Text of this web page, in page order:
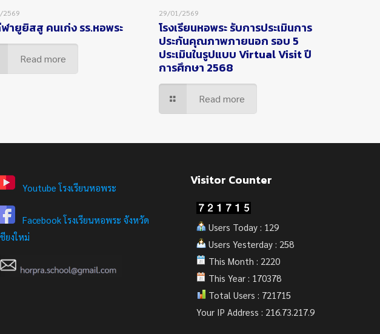
2569
ายูยิสสู คนเก่ง รร.หอพระ
Read more
29/01/2569
โรงเรียนหอพระ รับการประเมินการ
ประกันคุณภาพภายนอก รอบ 5
ประเมินในรูปแบบ Virtual Visit ปี
การศึกษา 2568
Read more
Youtube โรงเรียนหอพระ
Facebook โรงเรียนหอพระ จังหวัด
ยงใหม่
Visitor Counter
Users Today : 129
Users Yesterday : 258
This Month : 2220
This Year : 170378
Total Users : 721715
Your IP Address : 216.73.217.9